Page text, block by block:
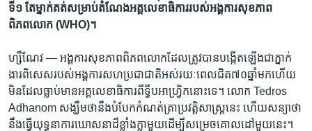
ទី១​ តែ​ម្នាក់​គត់​សម្រាប់​តំណែង​អគ្គលេខាធិការ​របស់​អង្គការ​សុខភាព​
ពិភពលោក​ (WHO)។
ហ្សឺណែវ — អង្គការ​សុខភាព​ពិភពលោក​ដែល​ត្រូវ​បាន​បង្កើត​ឡើង​ជា​ភ្នាក់​
ងារ​ពិសេស​របស់​អង្គការ​សហប្រជាជាតិអស់​រយៈពេល​ជិត​៧០ឆ្នាំ​មក​ហើយ​
មិន​ដែល​ធ្លាប់​មាន​អគ្គលេខាធិការ​ពី​ទ្វីប​អាហ្រ្វិក​នោះ​ទេ។​ លោក​ Tedros
Adhanom សង្ឃឹម​ថា​នឹង​បំបែក​កំណត់ត្រា​ប្រវត្តិសាស្រ្ត​នេះ​ ហើយ​សន្យា​ថា​
នឹង​ធ្វើ​យុទ្ធនាការ​ឃោសនា​ដ៏​ខ្លាំង​ក្លា​មួយ​ដើម្បី​សម្រេច​គោលដៅ​មួយ​នេះ។​